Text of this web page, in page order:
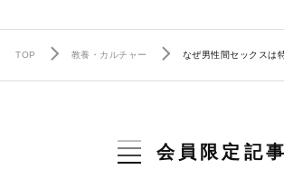
TOP 教養・カルチャー なぜ男性間セックスは
会員限定記事